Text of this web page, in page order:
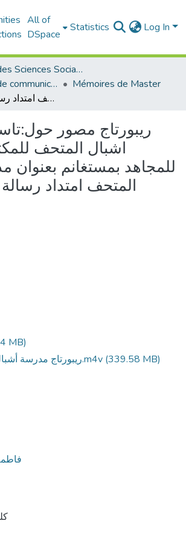
All of
DSpace
Statistics Log In
Faculté des Sciences Sociales
Département de communication
Mémoires de Master
ريبورتاج مصور حول:تاسيس مدرسة اشبال المتحف للمكتحف الولائي للمجاهد بمستغانم بعنوان مدرسة اشبال المتحف امتداد رسالة وصون امانة
ريبورتاج مصور
اشبال المتحف
للمجاهد بمستغانم بعنوان
المتحف امتداد
MB)
ريبورتاج مدرسة أشبال المتحف النهائي-1.m4v (339.58 MB)